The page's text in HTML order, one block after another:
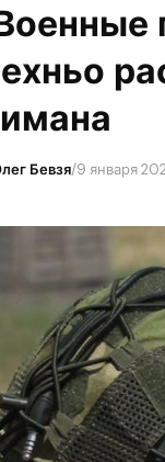
Бевзя/9 января